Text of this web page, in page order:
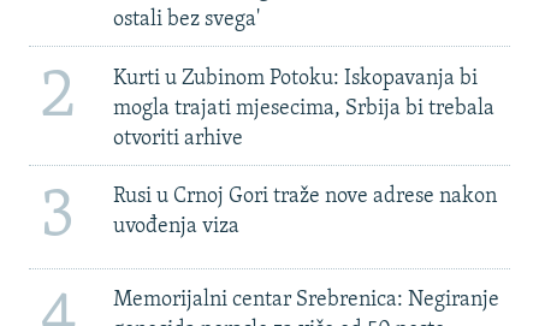
ostali bez svega'
2
Kurti u Zubinom Potoku: Iskopavanja bi
mogla trajati mjesecima, Srbija bi trebala
otvoriti arhive
3
Rusi u Crnoj Gori traže nove adrese nakon
uvođenja viza
Memorijalni centar Srebrenica: Negiranje